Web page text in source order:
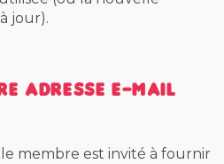
jour).
adresse e-mail
le membre est invité à fournir